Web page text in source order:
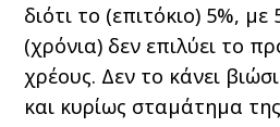
διότι το (επιτόκιο) 5%, με
(χρόνια) δεν επιλύει το
χρέους. Δεν το κάνει
και κυρίως σταμάτημα